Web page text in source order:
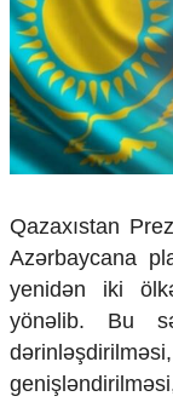
Çarpaz baxış
Təhlil
Siyasi
Geosiyasi
İqtisadi
Sosioloji
Araşdırma
Multimedia
Foto
Video
İnfoqrafika
Podcast
Qazaxıstan
Azərbaycana
yenidən iki
yönəlib. Bu